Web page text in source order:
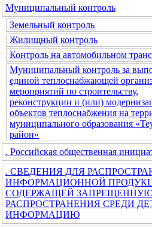
Муниципальный контроль
Земельный контроль
Жилищный контроль
Контроль на автомобильном
Муниципальный контроль за
единой теплоснабжающей
мероприятий по строительству,
реконструкции и (или)
объектов теплоснабжения на
муниципального образования
район»
. Российская общественная
. СВЕДЕНИЯ ДЛЯ
ИНФОРМАЦИОННОЙ
СОДЕРЖАЩЕЙ
РАСПРОСТРАНЕНИЯ СРЕДИ
ИНФОРМАЦИЮ